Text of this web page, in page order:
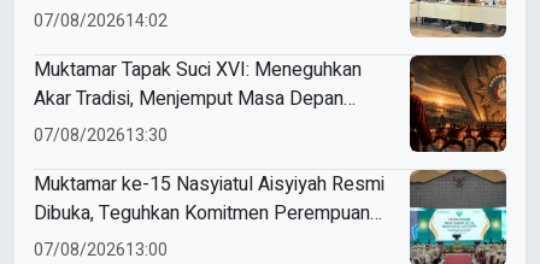
07/08/202614:02
Muktamar Tapak Suci XVI: Meneguhkan
Akar Tradisi, Menjemput Masa Depan
Mendunia
07/08/202613:30
Muktamar ke-15 Nasyiatul Aisyiyah Resmi
Dibuka, Teguhkan Komitmen Perempuan
Muda Berkemajuan
07/08/202613:00